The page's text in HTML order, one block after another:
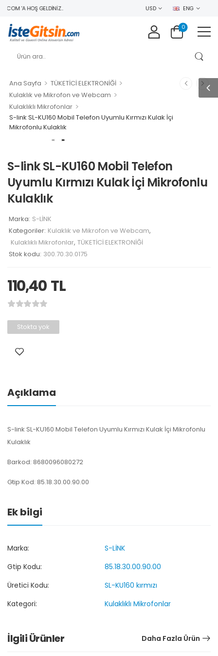
'A HOŞ GELDINIZ.. USD ENG
0
Ana Sayfa > TÜKETİCİ ELEKTRONİĞİ >
Kulaklık ve Mikrofon ve Webcam >
Kulaklıklı Mikrofonlar >
S-link SL-KU160 Mobil Telefon Uyumlu Kırmızı Kulak İçi
Mikrofonlu Kulaklık
S-link SL-KU160 Mobil Telefon
Uyumlu Kırmızı Kulak İçi Mikrofonlu
Kulaklık
Marka: S-LİNK
Kategoriler: Kulaklık ve Mikrofon ve Webcam,
Kulaklıklı Mikrofonlar, TÜKETİCİ ELEKTRONİĞİ
Stok kodu: 300.70.30.0175
110,40 TL
Stokta yok
Açıklama
S-link SL-KU160 Mobil Telefon Uyumlu Kırmızı Kulak İçi Mikrofonlu
Kulaklık
Barkod: 8680096080272
Gtip Kod: 85.18.30.00.90.00
Ek bilgi
Marka:
S-LİNK
Gtip Kodu:
85.18.30.00.90.00
Üretici Kodu:
SL-KU160 kırmızı
Kategori:
Kulaklıklı Mikrofonlar
İlgili Ürünler Daha Fazla Ürün